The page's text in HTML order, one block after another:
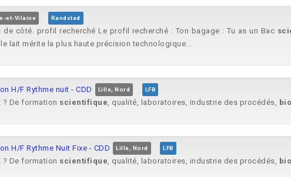
et-Vilaine Randstad
côté. profil recherché Le profil recherché : Ton bagage : Tu as un Bac
lait mérite la plus haute précision technologique...
H/F Rythme nuit - CDD Lille, Nord LFB
? De formation scientifique, qualité, laboratoires, industrie des procédés,
H/F Rythme Nuit Fixe - CDD Lille, Nord LFB
? De formation scientifique, qualité, laboratoires, industrie des procédés,